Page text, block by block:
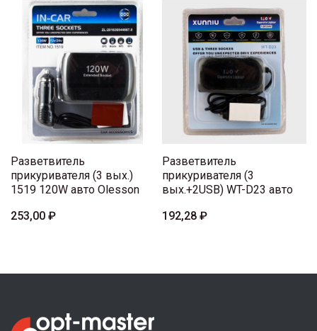
Разветвитель
прикуривателя (3 вых.)
1519 120W авто Olesson
253,00 ₽
Разветвитель
прикуривателя (3
вых.+2USB) WT-D23 авто
192,28 ₽